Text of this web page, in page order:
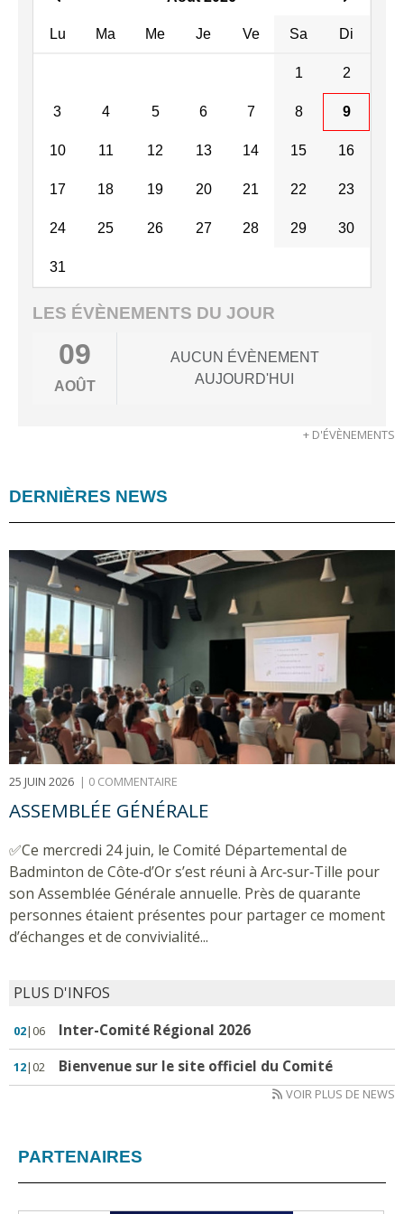
Lu Ma Me Je Ve Sa Di
1 2
3 4 5 6 7 8 9
10 11 12 13 14 15 16
17 18 19 20 21 22 23
24 25 26 27 28 29 30
31
LES ÉVÈNEMENTS DU JOUR
09
AOÛT
AUCUN ÉVÈNEMENT
AUJOURD'HUI
+ D'ÉVÈNEMENTS
DERNIÈRES NEWS
25 JUIN 2026 | 0 COMMENTAIRE
ASSEMBLÉE GÉNÉRALE
✅Ce mercredi 24 juin, le Comité Départemental de
Badminton de Côte‑d’Or s’est réuni à Arc‑sur‑Tille pour
son Assemblée Générale annuelle. Près de quarante
personnes étaient présentes pour partager ce moment
d’échanges et de convivialité...
PLUS D'INFOS
02|06 Inter-Comité Régional 2026
12|02 Bienvenue sur le site officiel du Comité
VOIR PLUS DE NEWS
PARTENAIRES